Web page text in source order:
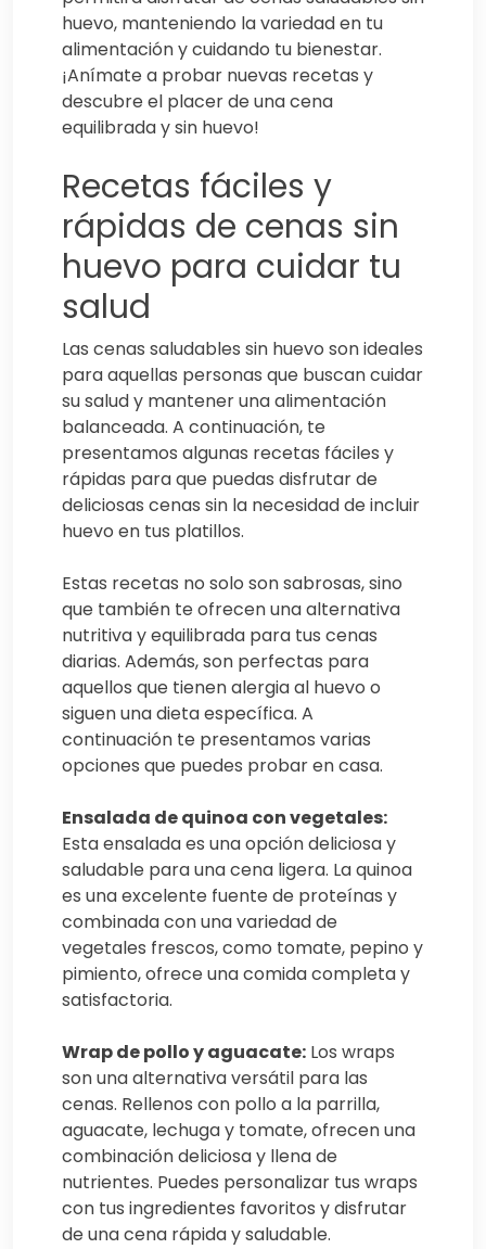
huevo, manteniendo la variedad en tu
alimentación y cuidando tu bienestar.
¡Anímate a probar nuevas recetas y
descubre el placer de una cena
equilibrada y sin huevo!
Recetas fáciles y
rápidas de cenas sin
huevo para cuidar tu
salud
Las cenas saludables sin huevo son ideales
para aquellas personas que buscan cuidar
su salud y mantener una alimentación
balanceada. A continuación, te
presentamos algunas recetas fáciles y
rápidas para que puedas disfrutar de
deliciosas cenas sin la necesidad de incluir
huevo en tus platillos.
Estas recetas no solo son sabrosas, sino
que también te ofrecen una alternativa
nutritiva y equilibrada para tus cenas
diarias. Además, son perfectas para
aquellos que tienen alergia al huevo o
siguen una dieta específica. A
continuación te presentamos varias
opciones que puedes probar en casa.
Ensalada de quinoa con vegetales:
Esta ensalada es una opción deliciosa y
saludable para una cena ligera. La quinoa
es una excelente fuente de proteínas y
combinada con una variedad de
vegetales frescos, como tomate, pepino y
pimiento, ofrece una comida completa y
satisfactoria.
Wrap de pollo y aguacate: Los wraps
son una alternativa versátil para las
cenas. Rellenos con pollo a la parrilla,
aguacate, lechuga y tomate, ofrecen una
combinación deliciosa y llena de
nutrientes. Puedes personalizar tus wraps
con tus ingredientes favoritos y disfrutar
de una cena rápida y saludable.